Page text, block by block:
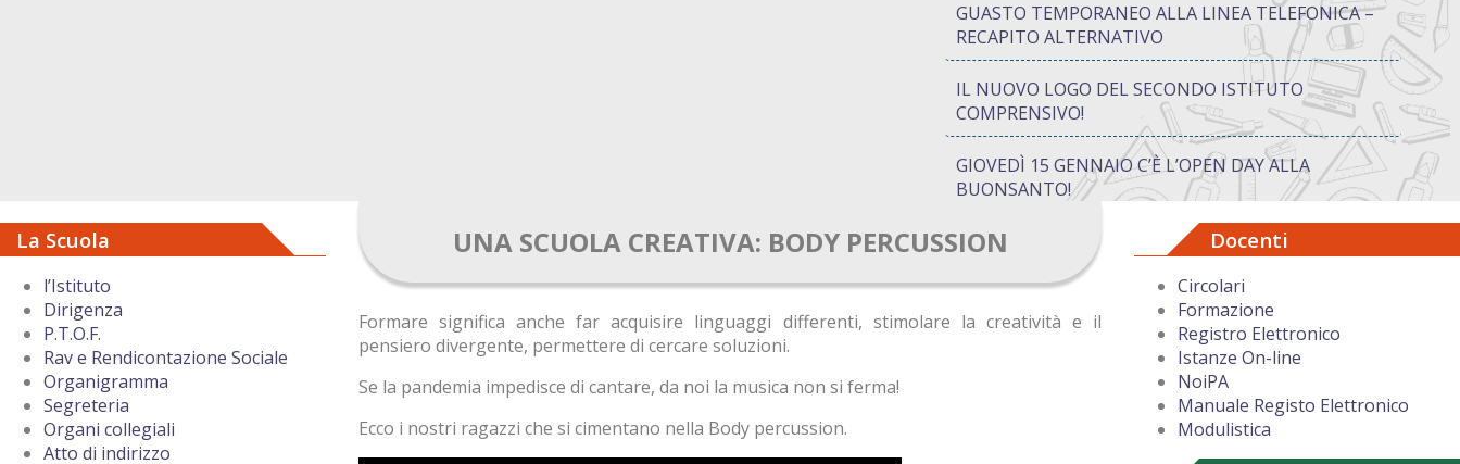
GUASTO TEMPORANEO ALLA LINEA TELEFONICA –
RECAPITO ALTERNATIVO
IL NUOVO LOGO DEL SECONDO ISTITUTO
COMPRENSIVO!
GIOVEDÌ 15 GENNAIO C’È L’OPEN DAY ALLA
BUONSANTO!
PON “ATTIVA…MENTE” TRA CREATIVITÀ E GIOCO:
QUANDO IMPARARE DIVENTA UN’AVVENTURA
AUGURI DI BUON NATALE DAL DIRIGENTE
La Scuola
l’Istituto
Dirigenza
P.T.O.F.
Rav e Rendicontazione Sociale
Organigramma
Segreteria
Organi collegiali
Atto di indirizzo
UNA SCUOLA CREATIVA: BODY PERCUSSION
Formare significa anche far acquisire linguaggi differenti, stimolare la creatività e il
pensiero divergente, permettere di cercare soluzioni.
Se la pandemia impedisce di cantare, da noi la musica non si ferma!
Ecco i nostri ragazzi che si cimentano nella Body percussion.
Docenti
Circolari
Formazione
Registro Elettronico
Istanze On-line
NoiPA
Manuale Registo Elettronico
Modulistica